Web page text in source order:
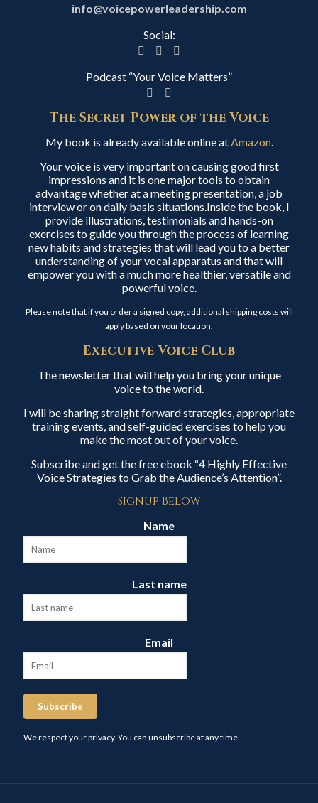
info@voicepowerleadership.com
Social:
Podcast “Your Voice Matters”
The Secret Power of the Voice
My book is already available online atAmazon.
Your voice is very important on causing good first
impressions and it is one major tools to obtain
advantage whether at a meeting presentation, a job
interview or on daily basis situations.Inside the book, I
provide illustrations, testimonials and hands-on
exercises to guide you through the process of learning
new habits and strategies that will lead you to a better
understanding of your vocal apparatus and that will
empower you with a much more healthier, versatile and
powerful voice.
Please note that if you order a signed copy, additional shipping costs will
apply based on your location.
Executive Voice Club
The newsletter that will help you bring your unique
voice to the world.
I will be sharing straight forward strategies, appropriate
training events, and self-guided exercises to help you
make the most out of your voice.
Subscribe and get the free ebook “4 Highly Effective
Voice Strategies to Grab the Audience’s Attention”.
Signup Below
Name
Last name
Email
Subscribe
We respect your privacy. You can unsubscribe at any time.